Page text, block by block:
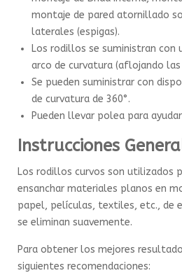
montaje de pared atornillado
laterales (espigas).
Los rodillos se suministran con
arco de curvatura (aflojando
Se pueden suministrar con
de curvatura de 360°.
Pueden llevar polea para
Instrucciones
Los rodillos curvos son utilizados
ensanchar materiales planos en
papel, películas, textiles, etc., de
se eliminan suavemente.
Para obtener los mejores
siguientes recomendaciones: